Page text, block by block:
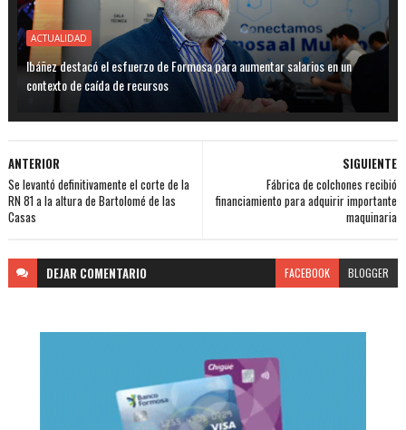
ACTUALIDAD
Ibáñez destacó el esfuerzo de Formosa para aumentar salarios en un
contexto de caída de recursos
SIGUIENTE
Fábrica de colchones recibió
financiamiento para adquirir importante
maquinaria
ANTERIOR
Se levantó definitivamente el corte de la
RN 81 a la altura de Bartolomé de las
Casas
DEJAR COMENTARIO FACEBOOK BLOGGER